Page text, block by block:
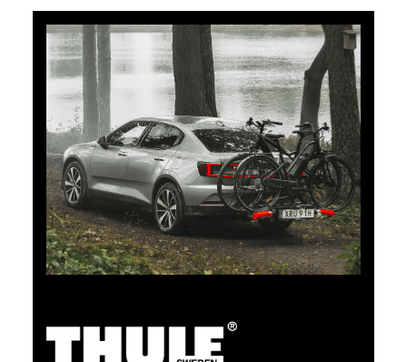
5 % de cashback
TCS, et recevez automatiquement 5 % de cashback.
La TCS Member Mastercard est à la fois carte de
membre, carte de paiement et carte d’épargne, et